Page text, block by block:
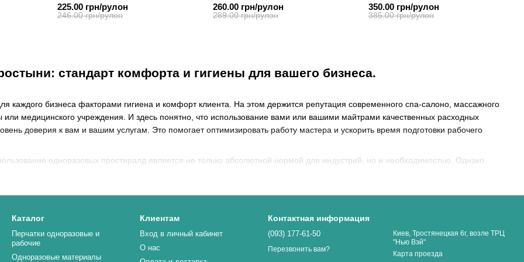
стандарт комфорта и гигиены для вашего бизнеса.
каждого бизнеса факторами гигиена и комфорт клиента. На этом держится репутация современного спа-салоно, массажного
или медицинского учреждения. И здесь понятно, что использование вами или вашими майтрами качественных расходных
доверия к вам и вашим услугам. Это помогает оптимизировать работу мастера и ускорить время подготовки рабочего
одноразовых простиралд является не только абсолютной нормой для индустрий, но и необходимостью. Однако
те материалы, которые лучше всего подходят для вашей работы и
246.00 грн/рулон
225.00 грн/рулон
289.00 грн/рулон
260.00 грн/рулон
385.00 грн/рулон
350.00 грн/рулон
Каталог
Перчатки одноразовые и
рабочие
Одноразовые материалы
Клиентам
Вход в личный кабинет
О нас
Контактная информация
(093) 177-61-50
Перезвонить вам?
Киев, Тростянецкая 6г, возле ТРЦ
"Нью Вэй"
Карта проезда